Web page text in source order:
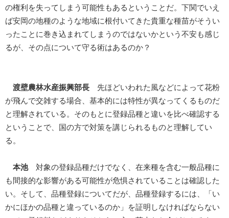
の権利を失ってしまう可能性もあるということだ。下関でいえ
ば安岡の地種のような地域に根付いてきた貴重な種苗がそうい
ったことに巻き込まれてしまうのではないかという不安も感じ
るが、その点について守る術はあるのか？
渡壁農林水産振興部長 先ほどいわれた風などによって花粉
が飛んで交雑する場合、基本的には特性が異なってくるものだ
と理解されている。そのもとに登録品種と違いを比べ確認する
ということで、国の方で対策を講じられるものと理解してい
る。
本池対象の登録品種だけでなく、在来種を含む一般品種に
も間接的な影響がある可能性が危惧されていることは確認した
い。そして、品種登録についてだが、品種登録するには、「い
かにほかの品種と違っているのか」を証明しなければならない